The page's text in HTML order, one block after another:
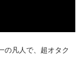
の凡人で、超オタク